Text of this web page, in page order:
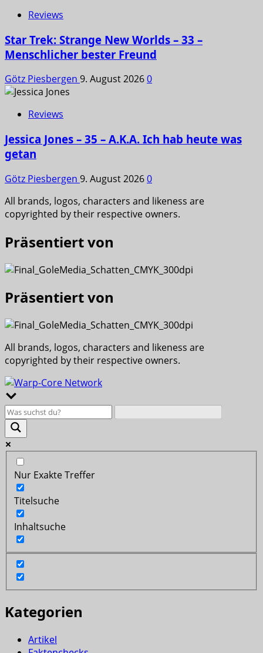
Reviews
Star Trek: Strange New Worlds – 33 –
Menschlicher bester Freund
Götz Piesbergen 9. August 20260
Reviews
Jessica Jones – 35 – A.K.A. Ich hab heute was
getan
Götz Piesbergen 9. August 20260
All brands, logos, characters and likeness are
copyrighted by their respective owners.
Präsentiert von
Präsentiert von
All brands, logos, characters and likeness are
copyrighted by their respective owners.
Nur Exakte Treffer
Titelsuche
Inhaltsuche
Kategorien
Artikel